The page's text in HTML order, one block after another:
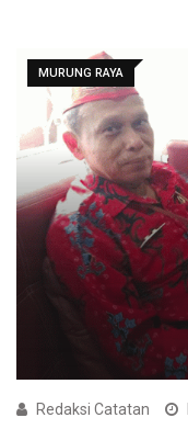
MURUNG RAYA
Redaksi Catatan